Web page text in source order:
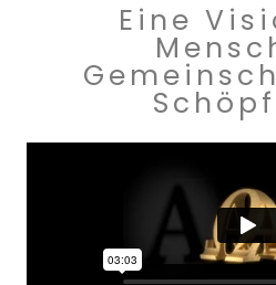
Eine